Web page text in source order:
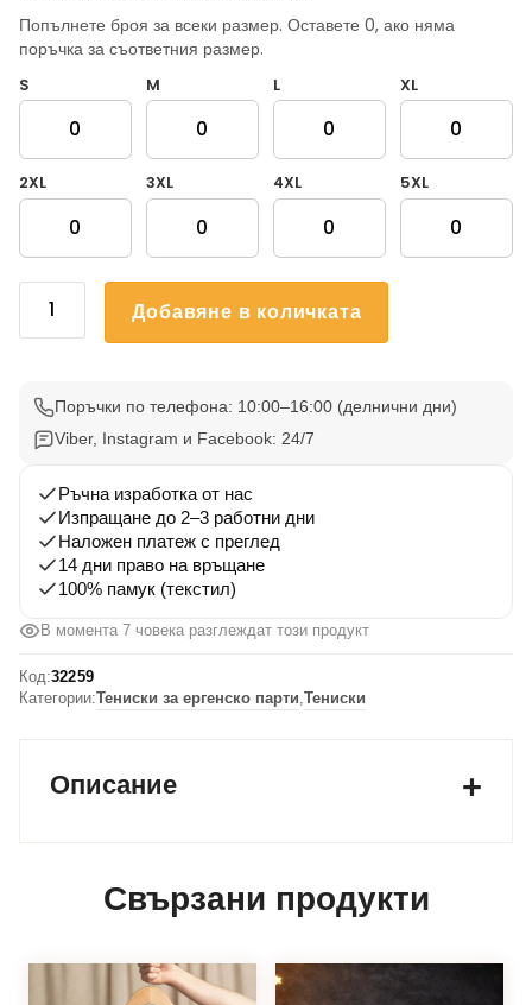
Попълнете броя за всеки размер. Оставете 0, ако няма
поръчка за съответния размер.
S M L XL
2XL 3XL 4XL 5XL
количество
ергенско
парти
Последна
вечер
без
парола
Достъпът
е
ограничен
Добавяне в количката
Поръчки по телефона: 10:00–16:00 (делнични дни)
Viber, Instagram и Facebook: 24/7
Ръчна изработка от нас
Изпращане до 2–3 работни дни
Наложен платеж с преглед
14 дни право на връщане
100% памук (текстил)
В момента 7 човека разглеждат този продукт
Код:32259
Категории:Тениски за ергенско парти Тениски
Описание
Свързани продукти